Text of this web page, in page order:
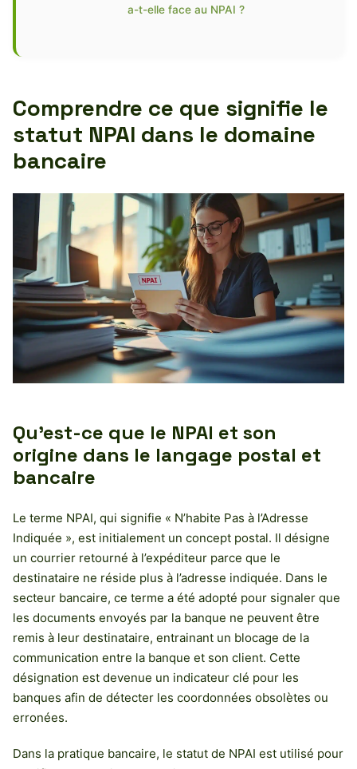
a-t-elle face au NPAI ?
Comprendre ce que signifie le
statut NPAI dans le domaine
bancaire
Qu’est-ce que le NPAI et son
origine dans le langage postal et
bancaire
Le terme NPAI, qui signifie « N’habite Pas à l’Adresse
Indiquée », est initialement un concept postal. Il désigne
un courrier retourné à l’expéditeur parce que le
destinataire ne réside plus à l’adresse indiquée. Dans le
secteur bancaire, ce terme a été adopté pour signaler que
les documents envoyés par la banque ne peuvent être
remis à leur destinataire, entrainant un blocage de la
communication entre la banque et son client. Cette
désignation est devenue un indicateur clé pour les
banques afin de détecter les coordonnées obsolètes ou
erronées.
Dans la pratique bancaire, le statut de NPAI est utilisé pour